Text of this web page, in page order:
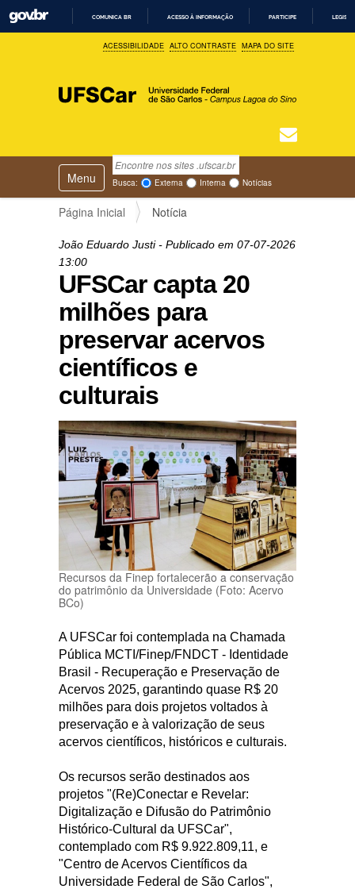
R
A
E
D
COMUNICA BR ACESSO À INFORMAÇÃO PARTICIPE
ACESSIBILIDADE ALTO CONTRASTE MAPA DO SITE
Busca
Busca Avançada…
Busca: Externa Interna Notícias
v
Toggle navigation
Página Inicial Notícia
João Eduardo Justi - Publicado em 07-07-2026
13:00
UFSCar capta 20
milhões para
preservar acervos
científicos e
culturais
Recursos da Finep fortalecerão a conservação
do patrimônio da Universidade (Foto: Acervo
BCo)
A UFSCar foi contemplada na Chamada
Pública MCTI/Finep/FNDCT - Identidade
Brasil - Recuperação e Preservação de
Acervos 2025, garantindo quase R$ 20
milhões para dois projetos voltados à
preservação e à valorização de seus
acervos científicos, históricos e culturais.
Os recursos serão destinados aos
projetos "(Re)Conectar e Revelar:
Digitalização e Difusão do Patrimônio
Histórico-Cultural da UFSCar",
contemplado com R$ 9.922.809,11, e
"Centro de Acervos Científicos da
Universidade Federal de São Carlos",